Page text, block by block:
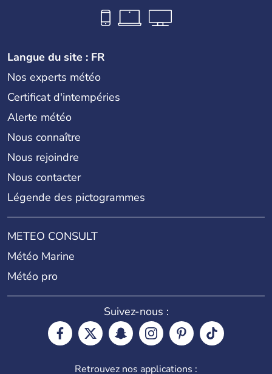
Langue du site : FR
Nos experts météo
Certificat d'intempéries
Alerte météo
Nous connaître
Nous rejoindre
Nous contacter
Légende des pictogrammes
METEO CONSULT
Météo Marine
Météo pro
Suivez-nous :
Retrouvez nos applications :